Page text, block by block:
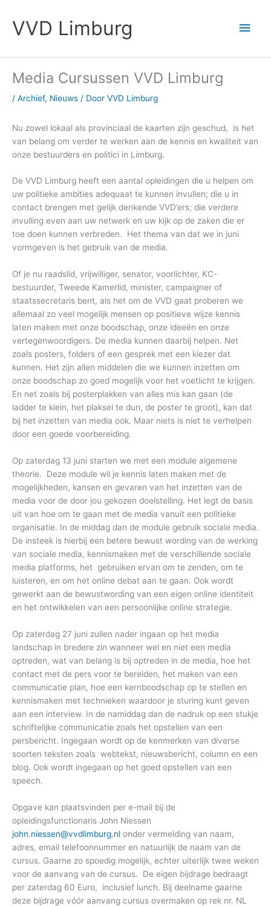
naarVVD Limburg
Media Cursussen VVD Limburg
/ Archief, Nieuws / Door VVD Limburg
Nu zowel lokaal als provinciaal de kaarten zijn geschud, is het
van belang om verder te werken aan de kennis en kwaliteit van
onze bestuurders en politici in Limburg.
De VVD Limburg heeft een aantal opleidingen die u helpen om
uw politieke ambities adequaat te kunnen invullen; die u in
contact brengen met gelijk denkende VVD’ers; die verdere
invulling even aan uw netwerk en uw kijk op de zaken die er
toe doen kunnen verbreden. Het thema van dat we in juni
vormgeven is het gebruik van de media.
Of je nu raadslid, vrijwilliger, senator, voorlichter, KC-
bestuurder, Tweede Kamerlid, minister, campaigner of
staatssecretaris bent, als het om de VVD gaat proberen we
allemaal zo veel mogelijk mensen op positieve wijze kennis
laten maken met onze boodschap, onze ideeën en onze
vertegenwoordigers. De media kunnen daarbij helpen. Net
zoals posters, folders of een gesprek met een kiezer dat
kunnen. Het zijn allen middelen die we kunnen inzetten om
onze boodschap zo goed mogelijk voor het voetlicht te krijgen.
En net zoals bij posterplakken van alles mis kan gaan (de
ladder te klein, het plaksel te dun, de poster te groot), kan dat
bij het inzetten van media ook. Maar niets is niet te verhelpen
door een goede voorbereiding.
Op zaterdag 13 juni starten we met een module algemene
theorie. Deze module wil je kennis laten maken met de
mogelijkheden, kansen en gevaren van het inzetten van de
media voor de door jou gekozen doelstelling. Het legt de basis
uit van hoe om te gaan met de media vanuit een politieke
organisatie. In de middag dan de module gebruik sociale media.
De insteek is hierbij een betere bewust wording van de werking
van sociale media, kennismaken met de verschillende sociale
media platforms, het gebruiken ervan om te zenden, om te
luisteren, en om het online debat aan te gaan. Ook wordt
gewerkt aan de bewustwording van een eigen online identiteit
en het ontwikkelen van een persoonlijke online strategie.
Op zaterdag 27 juni zullen nader ingaan op het media
landschap in bredere zin wanneer wel en niet een media
optreden, wat van belang is bij optreden in de media, hoe het
contact met de pers voor te bereiden, het maken van een
communicatie plan, hoe een kernboodschap op te stellen en
kennismaken met technieken waardoor je sturing kunt geven
aan een interview. In de namiddag dan de nadruk op een stukje
schriftelijke communicatie zoals het opstellen van een
persbericht. Ingegaan wordt op de kenmerken van diverse
soorten teksten zoals webtekst, nieuwsbericht, column en een
blog. Ook wordt ingegaan op het goed opstellen van een
speech.
Opgave kan plaatsvinden per e-mail bij de
opleidingsfunctionaris John Niessen
john.niessen@vvdlimburg.nl onder vermelding van naam,
adres, email telefoonnummer en natuurlijk de naam van de
cursus. Gaarne zo spoedig mogelijk, echter uiterlijk twee weken
voor de aanvang van de cursus. De eigen bijdrage bedraagt
per zaterdag 60 Euro, inclusief lunch. Bij deelname gaarne
deze bijdrage vóór aanvang cursus overmaken op rek nr. NL